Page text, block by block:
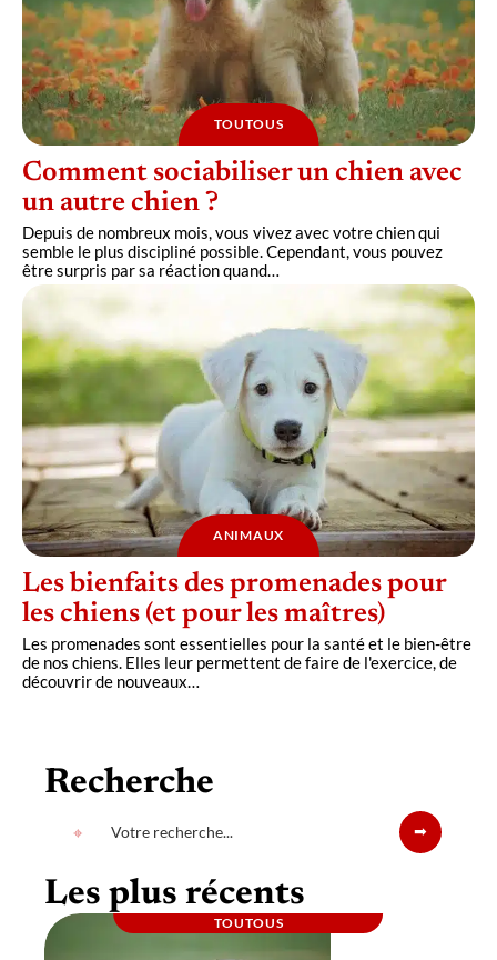
TOUTOUS
Comment sociabiliser un chien avec
un autre chien ?
Depuis de nombreux mois, vous vivez avec votre chien qui
semble le plus discipliné possible. Cependant, vous pouvez
être surpris par sa réaction quand…
ANIMAUX
Les bienfaits des promenades pour
les chiens (et pour les maîtres)
Les promenades sont essentielles pour la santé et le bien-être
de nos chiens. Elles leur permettent de faire de l'exercice, de
découvrir de nouveaux
Recherche
Les plus récents
TOUTOUS